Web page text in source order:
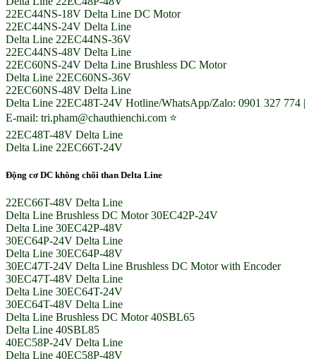
22EC44NS-18V Delta Line DC Motor
22EC44NS-24V Delta Line
Delta Line 22EC44NS-36V
22EC44NS-48V Delta Line
22EC60NS-24V Delta Line Brushless DC Motor
Delta Line 22EC60NS-36V
22EC60NS-48V Delta Line
Delta Line 22EC48T-24V Hotline/WhatsApp/Zalo: 0901 327 774 |
E-mail: tri.pham@chauthienchi.com ⭐
22EC48T-48V Delta Line
Delta Line 22EC66T-24V
Động cơ DC không chổi than Delta Line
22EC66T-48V Delta Line
Delta Line Brushless DC Motor 30EC42P-24V
Delta Line 30EC42P-48V
30EC64P-24V Delta Line
Delta Line 30EC64P-48V
30EC47T-24V Delta Line Brushless DC Motor with Encoder
30EC47T-48V Delta Line
Delta Line 30EC64T-24V
30EC64T-48V Delta Line
Delta Line Brushless DC Motor 40SBL65
Delta Line 40SBL85
40EC58P-24V Delta Line
Delta Line 40EC58P-48V